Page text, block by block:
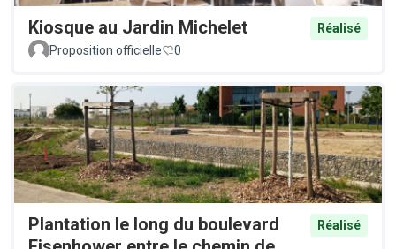
Kiosque au Jardin Michelet
Réalisé
Proposition officielle
0
Plantation le long du boulevard
Réalisé